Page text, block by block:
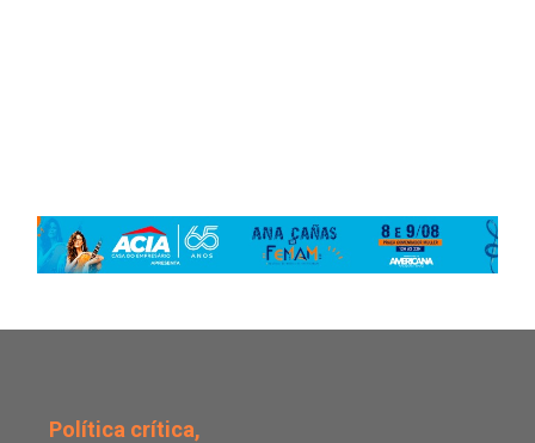
Política crítica,